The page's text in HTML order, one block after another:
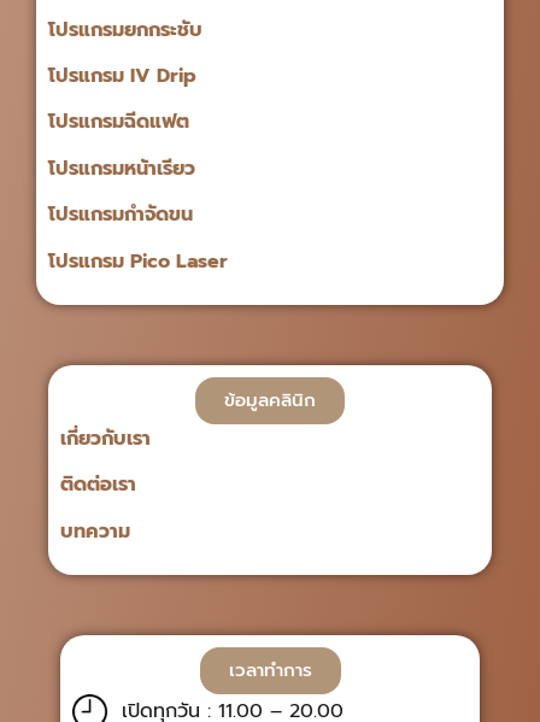
โปรแกรมยกกระชับ
โปรแกรม IV Drip
โปรแกรมฉีดแฟต
โปรแกรมหน้าเรียว
โปรแกรมกำจัดขน
โปรแกรม Pico Laser
ข้อมูลคลินิก
เกี่ยวกับเรา
ติดต่อเรา
บทความ
เวลาทำการ
เปิดทุกวัน : 11.00 – 20.00